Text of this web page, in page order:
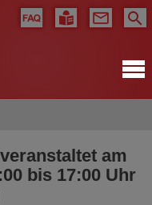
am
bis 17:00 Uhr